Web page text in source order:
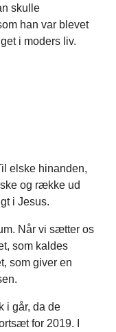
skulle
han var blevet
i moders liv.
elske hinanden,
og række ud
i Jesus.
Når vi sætter os
som kaldes
som giver en
i går, da de
for 2019. I